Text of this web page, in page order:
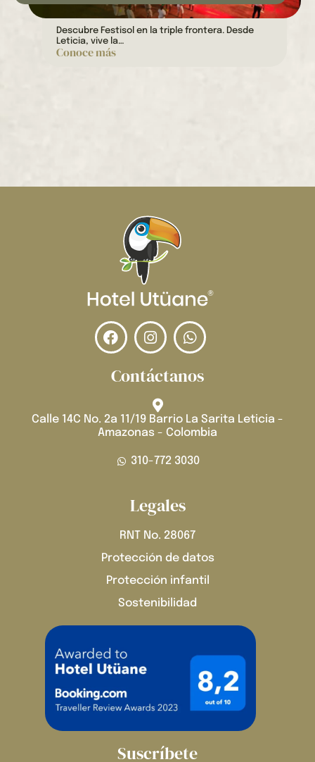
Descubre Festisol en la triple frontera. Desde
Leticia, vive la…
Conoce más
Contáctanos
Calle 14C No. 2a 11/19 Barrio La Sarita Leticia -
Amazonas - Colombia
310-772 3030
Legales
RNT No. 28067
Protección de datos
Protección infantil
Sostenibilidad
Suscríbete